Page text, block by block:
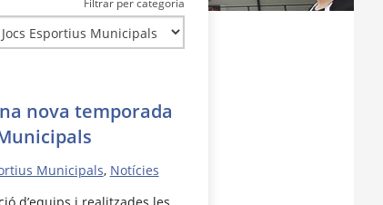
Filtrar per categoria
nova temporada
Municipals, Notícies